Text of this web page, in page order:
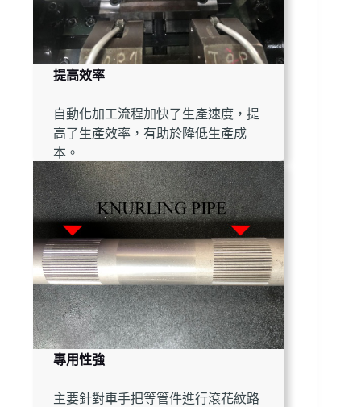
提高效率
自動化加工流程加快了生產速度，提
高了生產效率，有助於降低生產成
本。
專用性強
主要針對車手把等管件進行滾花紋路